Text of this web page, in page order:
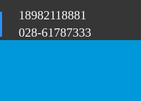
18982118881
028-61787333